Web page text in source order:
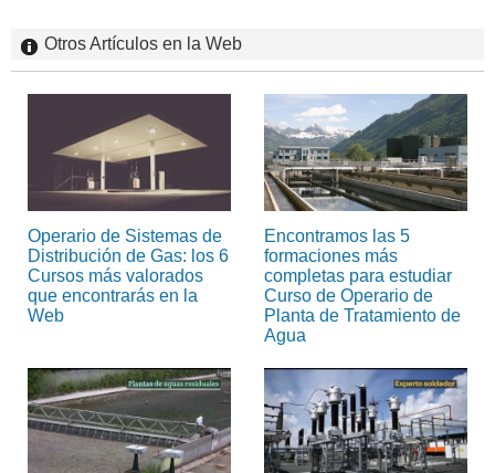
Otros Artículos en la Web
Operario de Sistemas de
Distribución de Gas: los 6
Cursos más valorados
que encontrarás en la
Web
Encontramos las 5
formaciones más
completas para estudiar
Curso de Operario de
Planta de Tratamiento de
Agua